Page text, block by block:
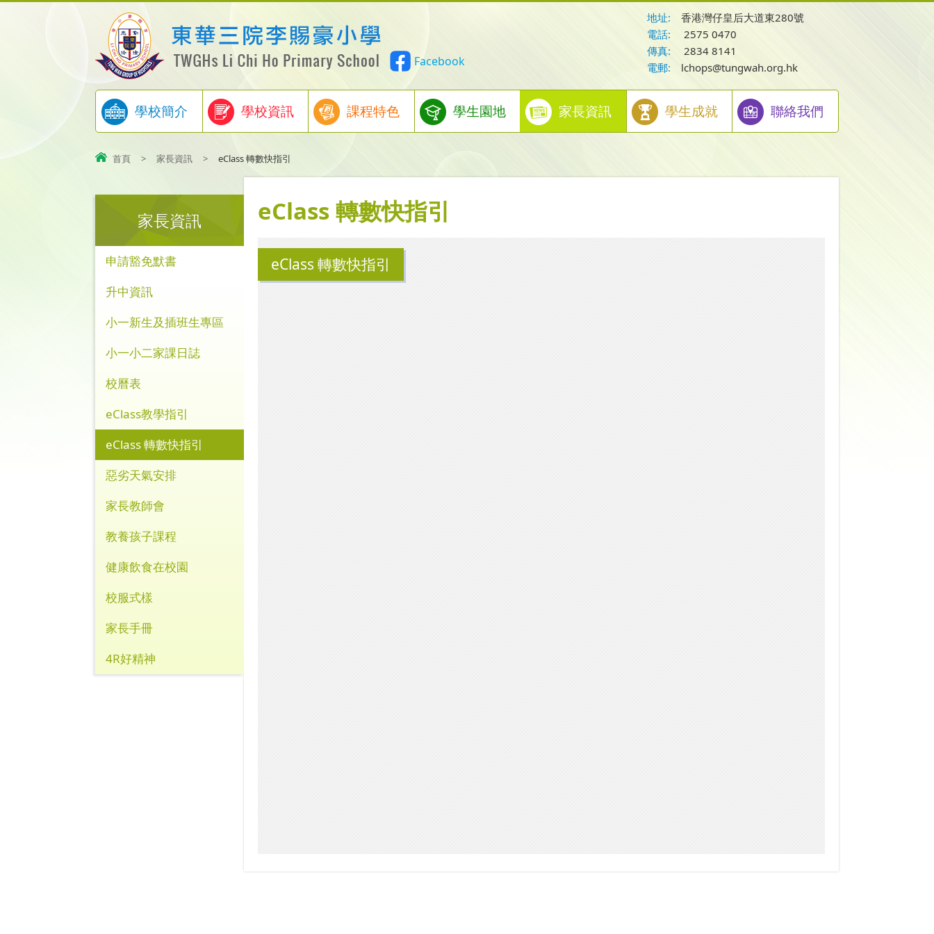
Facebook
地址:
香港灣仔皇后大道東280號
電話:
2575 0470
傳真:
2834 8141
電郵:
lchops@tungwah.org.hk
學校簡介 學校資訊 課程特色 學生園地 家長資訊 學生成就 聯絡我們
首頁 > 家長資訊 > eClass 轉數快指引
eClass 轉數快指引
eClass 轉數快指引
家長資訊
申請豁免默書
升中資訊
小一新生及插班生專區
小一小二家課日誌
校曆表
eClass教學指引
eClass 轉數快指引
惡劣天氣安排
家長教師會
教養孩子課程
健康飲食在校園
校服式樣
家長手冊
4R好精神